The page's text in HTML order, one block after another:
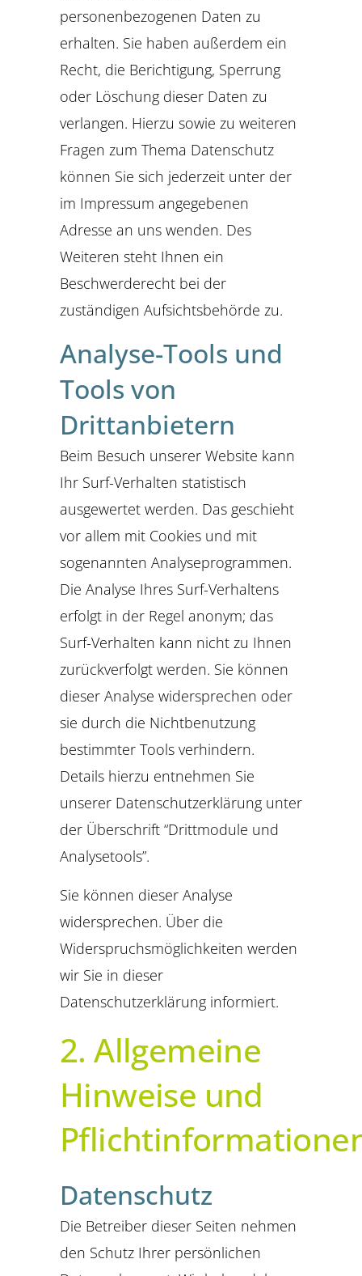
personenbezogenen Daten zu
erhalten. Sie haben außerdem ein
Recht, die Berichtigung, Sperrung
oder Löschung dieser Daten zu
verlangen. Hierzu sowie zu weiteren
Fragen zum Thema Datenschutz
können Sie sich jederzeit unter der
im Impressum angegebenen
Adresse an uns wenden. Des
Weiteren steht Ihnen ein
Beschwerderecht bei der
zuständigen Aufsichtsbehörde zu.
Analyse-Tools und
Tools von
Drittanbietern
Beim Besuch unserer Website kann
Ihr Surf-Verhalten statistisch
ausgewertet werden. Das geschieht
vor allem mit Cookies und mit
sogenannten Analyseprogrammen.
Die Analyse Ihres Surf-Verhaltens
erfolgt in der Regel anonym; das
Surf-Verhalten kann nicht zu Ihnen
zurückverfolgt werden. Sie können
dieser Analyse widersprechen oder
sie durch die Nichtbenutzung
bestimmter Tools verhindern.
Details hierzu entnehmen Sie
unserer Datenschutzerklärung unter
der Überschrift “Drittmodule und
Analysetools”.
Sie können dieser Analyse
widersprechen. Über die
Widerspruchsmöglichkeiten werden
wir Sie in dieser
Datenschutzerklärung informiert.
2. Allgemeine
Hinweise und
Datenschutz
Die Betreiber dieser Seiten nehmen
den Schutz Ihrer persönlichen